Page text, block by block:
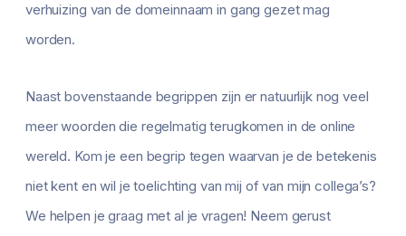
verhuizing van de domeinnaam in gang gezet mag
worden.
Naast bovenstaande begrippen zijn er natuurlijk nog veel
meer woorden die regelmatig terugkomen in de online
wereld. Kom je een begrip tegen waarvan je de betekenis
niet kent en wil je toelichting van mij of van mijn collega’s?
We helpen je graag met al je vragen! Neem gerust